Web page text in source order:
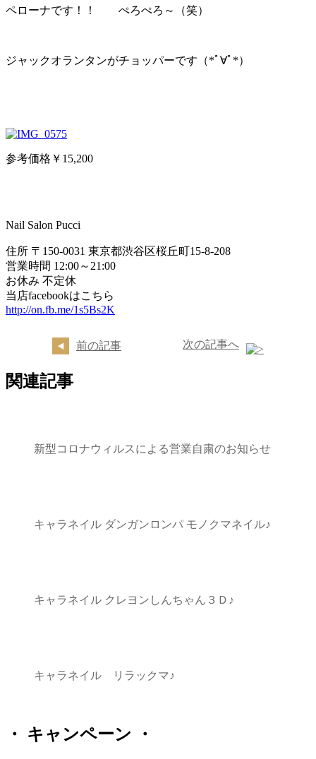
ペローナです！！ ぺろぺろ～（笑）
ジャックオランタンがチョッパーです（*ﾟ∀ﾟ*）
参考価格￥15,200
Nail Salon Pucci
住所 〒150-0031 東京都渋谷区桜丘町15-8-208
営業時間 12:00～21:00
お休み 不定休
当店facebookはこちら
http://on.fb.me/1s5Bs2K
前の記事 次の記事へ
関連記事
新型コロナウィルスによる営業自粛のお知らせ
キャラネイル ダンガンロンパ モノクマネイル♪
キャラネイル クレヨンしんちゃん３Ｄ♪
キャラネイル リラックマ♪
・ キャンペーン ・